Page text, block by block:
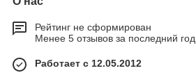
Рейтинг не сформирован
Менее 5 отзывов за последний год
Работает с 12.05.2012